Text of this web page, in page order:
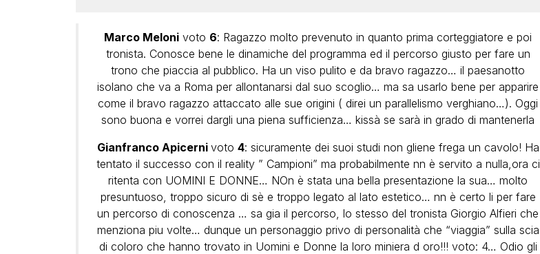
Marco Meloni voto 6: Ragazzo molto prevenuto in quanto prima corteggiatore e poi
tronista. Conosce bene le dinamiche del programma ed il percorso giusto per fare un
trono che piaccia al pubblico. Ha un viso pulito e da bravo ragazzo… il paesanotto
isolano che va a Roma per allontanarsi dal suo scoglio… ma sa usarlo bene per apparire
come il bravo ragazzo attaccato alle sue origini ( direi un parallelismo verghiano…). Oggi
sono buona e vorrei dargli una piena sufficienza… kissà se sarà in grado di mantenerla
Gianfranco Apicerni voto 4: sicuramente dei suoi studi non gliene frega un cavolo! Ha
tentato il successo con il reality ” Campioni” ma probabilmente nn è servito a nulla,ora ci
ritenta con UOMINI E DONNE… NOn è stata una bella presentazione la sua… molto
presuntuoso, troppo sicuro di sè e troppo legato al lato estetico… nn è certo li per fare
un percorso di conoscenza … sa gia il percorso, lo stesso del tronista Giorgio Alfieri che
menziona piu volte… dunque un personaggio privo di personalità che “viaggia” sulla scia
di coloro che hanno trovato in Uomini e Donne la loro miniera d oro!!! voto: 4… Odio gli